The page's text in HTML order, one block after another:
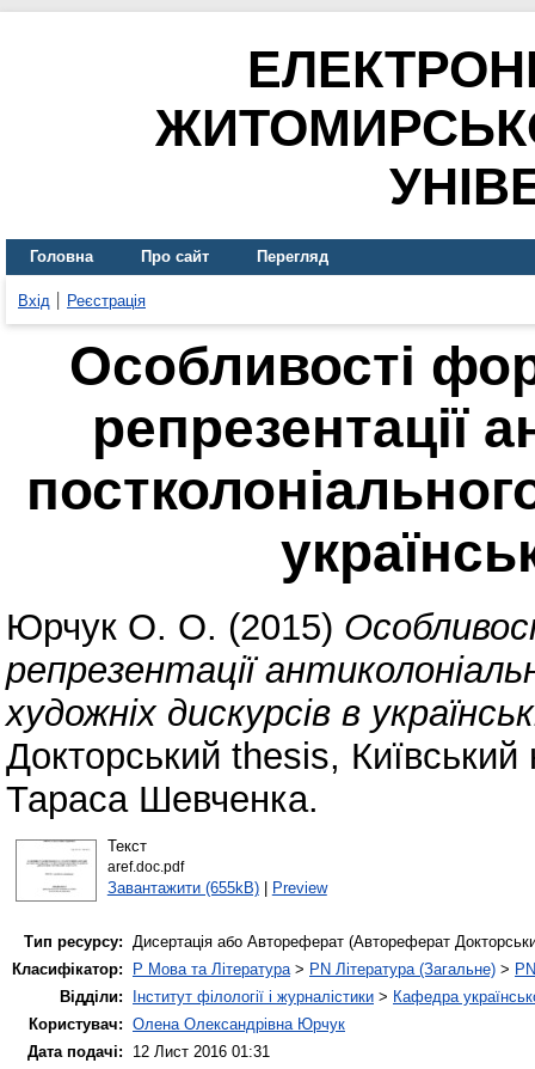
Головна Про сайт Перегляд
Вхід Реєстрація
Особливості
репрезентації
Юрчук О. О. (2015)
репрезентації
художніх дискурсів в
Докторський thesis, Київський
Тараса Шевченка.
Текст
aref.doc.pdf
Завантажити (655kB)| Preview
Тип ресурсу: Дисертація або Автореферат (Автореферат
Класифікатор:
P Мова та Література> PN Література (Загальне) >
Відділи:
Інститут філології і журналістики > Кафедра
Користувач: Олена Олександрівна Юрчук
Дата подачі:
12 Лист 2016 01:31